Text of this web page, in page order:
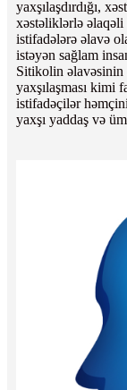
yaxşılaşdırdığı,
xəstəliklərlə əlaqəli
istifadələrə əlavə
istəyən sağlam
Sitikolin əlavəsinin
yaxşılaşması
istifadəçilər
yaxşı yaddaş və